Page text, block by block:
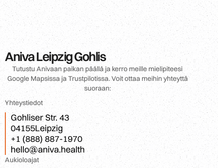
Aniva Leipzig Gohlis
Tutustu Anivaan paikan päällä ja kerro meille mielipiteesi
Google Mapsissa ja Trustpilotissa. Voit ottaa meihin yhteyttä
suoraan:
Yhteystiedot
Gohliser Str. 43
04155Leipzig
+1 (888) 887-1970
hello@aniva.health
Aukioloajat